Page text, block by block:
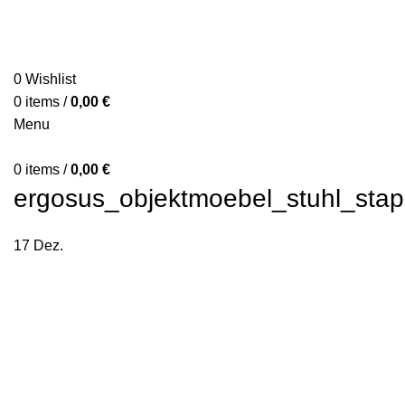
0 Wishlist
0 items / 0,00 €
Menu
0 items / 0,00 €
17 Dez.